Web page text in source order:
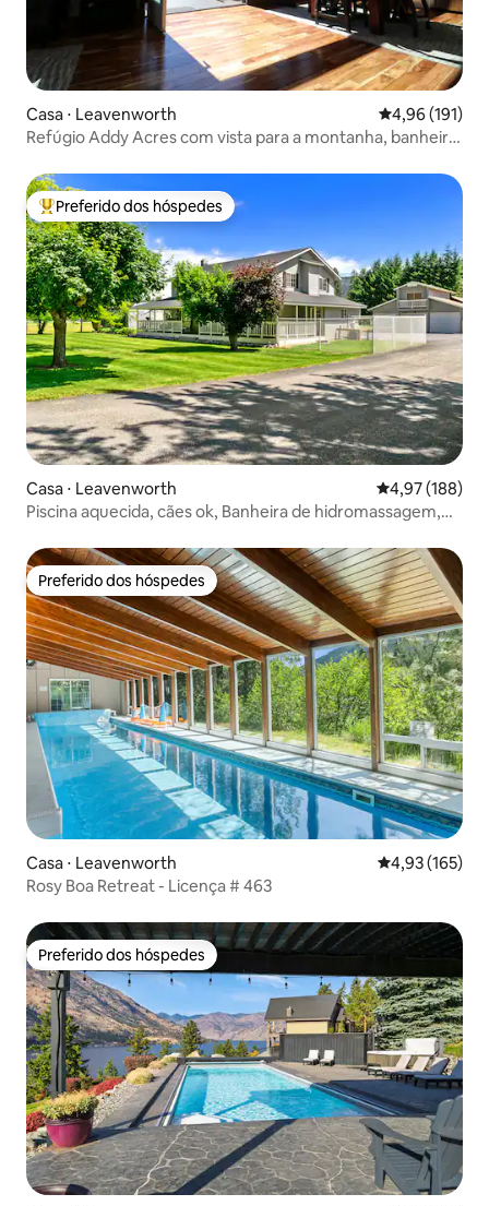
Casa ⋅ Leavenworth 4,96 de uma
4,96 (191)
Refúgio Addy Acres com vista para a montanha, banheira
Entre os melhores preferidos dos hóspedes
Preferido dos hóspedes
Casa ⋅ Leavenworth 4,97 de uma
4,97 (188)
Piscina aquecida, cães ok, Banheira de hidromassagem,
Preferido dos hóspedes
Preferido dos hóspedes
Casa ⋅ Leavenworth 4,93 de uma
4,93 (165)
Rosy Boa Retreat - Licença # 463
Preferido dos hóspedes
Preferido dos hóspedes